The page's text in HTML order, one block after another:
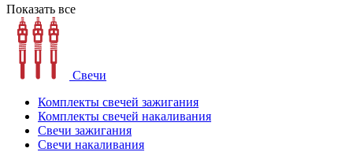
Показать все
Свечи
Комплекты свечей зажигания
Комплекты свечей накаливания
Свечи зажигания
Свечи накаливания